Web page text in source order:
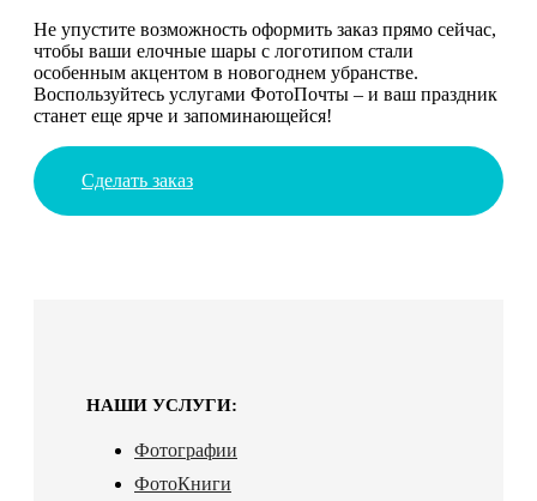
Не упустите возможность оформить заказ прямо сейчас,
чтобы ваши елочные шары с логотипом стали
особенным акцентом в новогоднем убранстве.
Воспользуйтесь услугами ФотоПочты – и ваш праздник
станет еще ярче и запоминающейся!
Сделать заказ
НАШИ УСЛУГИ:
Фотографии
ФотоКниги